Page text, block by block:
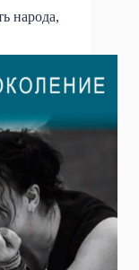
народа,